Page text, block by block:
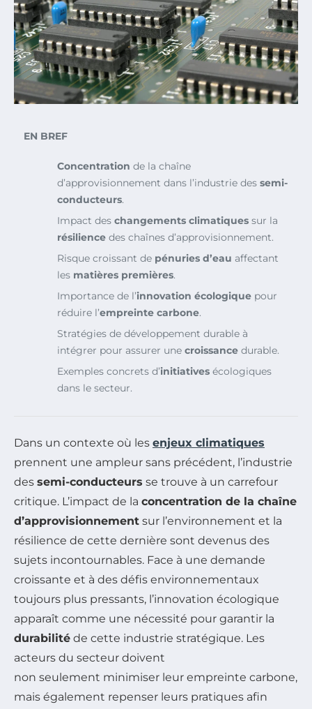
EN BREF
Concentration de la chaîne
d’approvisionnement dans l’industrie des semi-
conducteurs.
Impact des changements climatiques sur la
résilience des chaînes d’approvisionnement.
Risque croissant de pénuries d’eau affectant
les matières premières.
Importance de l’innovation écologique pour
réduire l’empreinte carbone.
Stratégies de développement durable à
intégrer pour assurer une croissance durable.
Exemples concrets d’initiatives écologiques
dans le secteur.
Dans un contexte où les enjeux climatiques
prennent une ampleur sans précédent, l’industrie
des semi-conducteurs se trouve à un carrefour
critique. L’impact de la concentration de la chaîne
d’approvisionnement sur l’environnement et la
résilience de cette dernière sont devenus des
sujets incontournables. Face à une demande
croissante et à des défis environnementaux
toujours plus pressants, l’innovation écologique
apparaît comme une nécessité pour garantir la
durabilité de cette industrie stratégique. Les
acteurs du secteur doivent
non seulement minimiser leur empreinte carbone,
mais également repenser leurs pratiques afin